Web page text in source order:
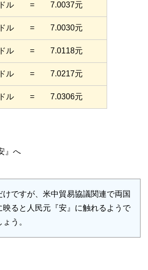
ル = 7.0037元
ル = 7.0030元
ル = 7.0118元
ル = 7.0217元
ル = 7.0306元
』へ
ですが、米中貿易協議関連で両国
映ると人民元『安』に触れるようで
う。